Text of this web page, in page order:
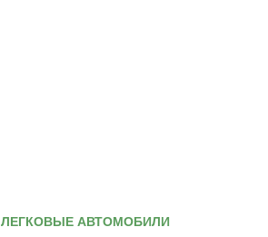
ЛЕГКОВЫЕ АВТОМОБИЛИ